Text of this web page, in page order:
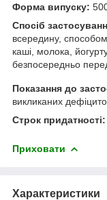
Форма випуску:
Спосіб
всередину,
каші, молока,
безпосередньо
Показання до
викликаних
Строк придатності:
Приховати
Характеристики